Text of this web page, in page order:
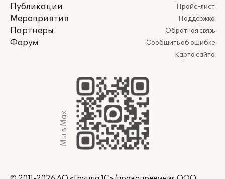
Публикации
Мероприятия
Партнеры
Форум
Прайс-лист
Поддержка
Обратная связь
Сообщить об ошибке
Карта сайта
Мы в Max